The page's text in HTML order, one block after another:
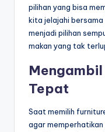
pilihan yang bisa
kita jelajahi
menjadi pilihan
makan yang tak
Tepat
Saat memilih
agar